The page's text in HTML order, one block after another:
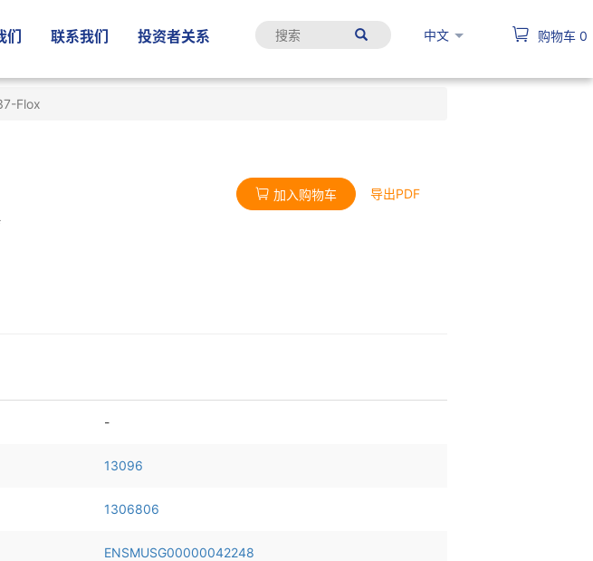
们 联系我们 投资者关系 中文 购物车 0
Flox
加入购物车 导出PDF
-
13096
1306806
ENSMUSG00000042248